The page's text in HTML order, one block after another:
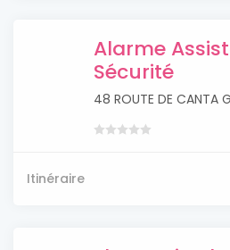
Alarme
Sécurité
48 ROUTE DE CANTA
Itinéraire